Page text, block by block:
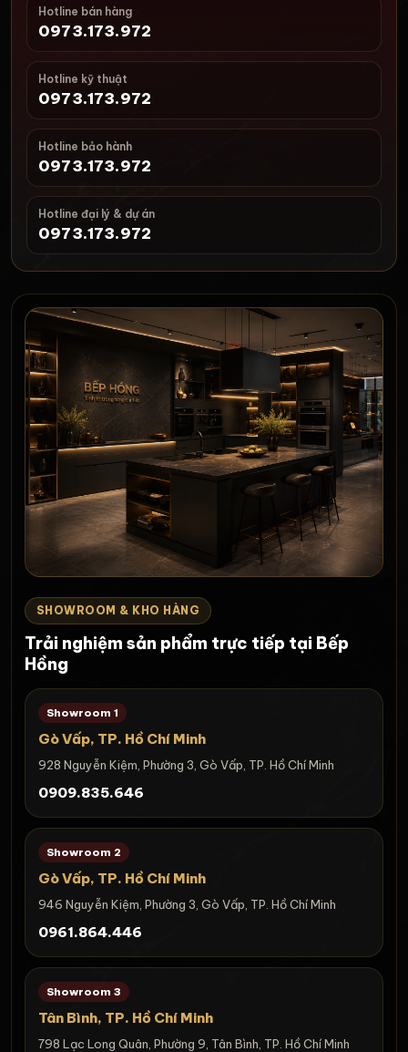
Hotline bán hàng
0973.173.972
Hotline kỹ thuật
0973.173.972
Hotline bảo hành
0973.173.972
Hotline đại lý & dự án
0973.173.972
SHOWROOM & KHO HÀNG
Trải nghiệm sản phẩm trực tiếp tại Bếp
Hồng
Showroom 1
Gò Vấp, TP. Hồ Chí Minh
928 Nguyễn Kiệm, Phường 3, Gò Vấp, TP. Hồ Chí Minh
0909.835.646
Showroom 2
Gò Vấp, TP. Hồ Chí Minh
946 Nguyễn Kiệm, Phường 3, Gò Vấp, TP. Hồ Chí Minh
0961.864.446
Showroom 3
Tân Bình, TP. Hồ Chí Minh
798 Lạc Long Quân, Phường 9, Tân Bình, TP. Hồ Chí Minh